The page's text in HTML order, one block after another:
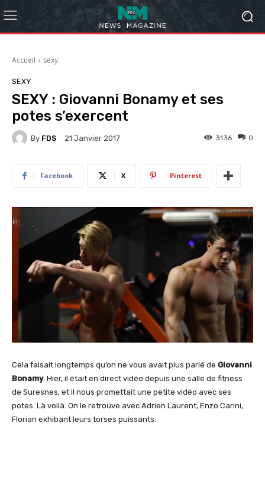
Accueil sexy
SEXY
SEXY : Giovanni Bonamy et ses
potes s’exercent
By FDS 21 Janvier 2017 0
3136
Facebook X Pinterest
Cela faisait longtemps qu’on ne vous avait plus parlé de Giovanni
Bonamy. Hier, il était en direct vidéo depuis une salle de fitness
de Suresnes, et il nous promettait une petite vidéo avec ses
potes. Là voilà. On le retrouve avec Adrien Laurent, Enzo Carini,
Florian exhibant leurs torses puissants.